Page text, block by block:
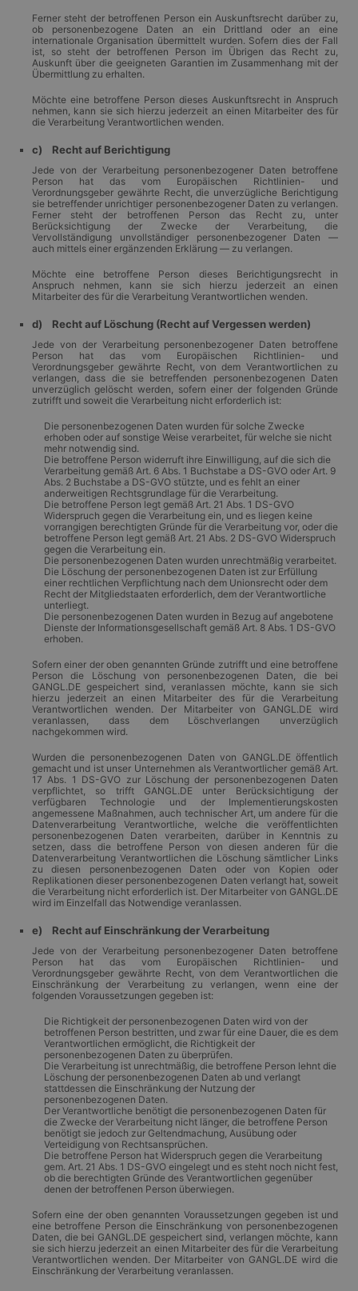
Ferner steht der betroffenen Person ein Auskunftsrecht darüber zu,
ob personenbezogene Daten an ein Drittland oder an eine
internationale Organisation übermittelt wurden. Sofern dies der Fall
ist, so steht der betroffenen Person im Übrigen das Recht zu,
Auskunft über die geeigneten Garantien im Zusammenhang mit der
Übermittlung zu erhalten.
Möchte eine betroffene Person dieses Auskunftsrecht in Anspruch
nehmen, kann sie sich hierzu jederzeit an einen Mitarbeiter des für
die Verarbeitung Verantwortlichen wenden.
c) Recht auf Berichtigung
Jede von der Verarbeitung personenbezogener Daten betroffene
Person hat das vom Europäischen Richtlinien- und
Verordnungsgeber gewährte Recht, die unverzügliche Berichtigung
sie betreffender unrichtiger personenbezogener Daten zu verlangen.
Ferner steht der betroffenen Person das Recht zu, unter
Berücksichtigung der Zwecke der Verarbeitung, die
Vervollständigung unvollständiger personenbezogener Daten —
auch mittels einer ergänzenden Erklärung — zu verlangen.
Möchte eine betroffene Person dieses Berichtigungsrecht in
Anspruch nehmen, kann sie sich hierzu jederzeit an einen
Mitarbeiter des für die Verarbeitung Verantwortlichen wenden.
d) Recht auf Löschung (Recht auf Vergessen werden)
Jede von der Verarbeitung personenbezogener Daten betroffene
Person hat das vom Europäischen Richtlinien- und
Verordnungsgeber gewährte Recht, von dem Verantwortlichen zu
verlangen, dass die sie betreffenden personenbezogenen Daten
unverzüglich gelöscht werden, sofern einer der folgenden Gründe
zutrifft und soweit die Verarbeitung nicht erforderlich ist:
Die personenbezogenen Daten wurden für solche Zwecke
erhoben oder auf sonstige Weise verarbeitet, für welche sie nicht
mehr notwendig sind.
Die betroffene Person widerruft ihre Einwilligung, auf die sich die
Verarbeitung gemäß Art. 6 Abs. 1 Buchstabe a DS-GVO oder Art. 9
Abs. 2 Buchstabe a DS-GVO stützte, und es fehlt an einer
anderweitigen Rechtsgrundlage für die Verarbeitung.
Die betroffene Person legt gemäß Art. 21 Abs. 1 DS-GVO
Widerspruch gegen die Verarbeitung ein, und es liegen keine
vorrangigen berechtigten Gründe für die Verarbeitung vor, oder die
betroffene Person legt gemäß Art. 21 Abs. 2 DS-GVO Widerspruch
gegen die Verarbeitung ein.
Die personenbezogenen Daten wurden unrechtmäßig verarbeitet.
Die Löschung der personenbezogenen Daten ist zur Erfüllung
einer rechtlichen Verpflichtung nach dem Unionsrecht oder dem
Recht der Mitgliedstaaten erforderlich, dem der Verantwortliche
unterliegt.
Die personenbezogenen Daten wurden in Bezug auf angebotene
Dienste der Informationsgesellschaft gemäß Art. 8 Abs. 1 DS-GVO
erhoben.
Sofern einer der oben genannten Gründe zutrifft und eine betroffene
Person die Löschung von personenbezogenen Daten, die bei
GANGL.DE gespeichert sind, veranlassen möchte, kann sie sich
hierzu jederzeit an einen Mitarbeiter des für die Verarbeitung
Verantwortlichen wenden. Der Mitarbeiter von GANGL.DE wird
veranlassen, dass dem Löschverlangen unverzüglich
nachgekommen wird.
Wurden die personenbezogenen Daten von GANGL.DE öffentlich
gemacht und ist unser Unternehmen als Verantwortlicher gemäß Art.
17 Abs. 1 DS-GVO zur Löschung der personenbezogenen Daten
verpflichtet, so trifft GANGL.DE unter Berücksichtigung der
verfügbaren Technologie und der Implementierungskosten
angemessene Maßnahmen, auch technischer Art, um andere für die
Datenverarbeitung Verantwortliche, welche die veröffentlichten
personenbezogenen Daten verarbeiten, darüber in Kenntnis zu
setzen, dass die betroffene Person von diesen anderen für die
Datenverarbeitung Verantwortlichen die Löschung sämtlicher Links
zu diesen personenbezogenen Daten oder von Kopien oder
Replikationen dieser personenbezogenen Daten verlangt hat, soweit
die Verarbeitung nicht erforderlich ist. Der Mitarbeiter von GANGL.DE
wird im Einzelfall das Notwendige veranlassen.
e) Recht auf Einschränkung der Verarbeitung
Jede von der Verarbeitung personenbezogener Daten betroffene
Person hat das vom Europäischen Richtlinien- und
Verordnungsgeber gewährte Recht, von dem Verantwortlichen die
Einschränkung der Verarbeitung zu verlangen, wenn eine der
folgenden Voraussetzungen gegeben ist:
Die Richtigkeit der personenbezogenen Daten wird von der
betroffenen Person bestritten, und zwar für eine Dauer, die es dem
Verantwortlichen ermöglicht, die Richtigkeit der
personenbezogenen Daten zu überprüfen.
Die Verarbeitung ist unrechtmäßig, die betroffene Person lehnt die
Löschung der personenbezogenen Daten ab und verlangt
stattdessen die Einschränkung der Nutzung der
personenbezogenen Daten.
Der Verantwortliche benötigt die personenbezogenen Daten für
die Zwecke der Verarbeitung nicht länger, die betroffene Person
benötigt sie jedoch zur Geltendmachung, Ausübung oder
Verteidigung von Rechtsansprüchen.
Die betroffene Person hat Widerspruch gegen die Verarbeitung
gem. Art. 21 Abs. 1 DS-GVO eingelegt und es steht noch nicht fest,
ob die berechtigten Gründe des Verantwortlichen gegenüber
denen der betroffenen Person überwiegen.
Sofern eine der oben genannten Voraussetzungen gegeben ist und
eine betroffene Person die Einschränkung von personenbezogenen
Daten, die bei GANGL.DE gespeichert sind, verlangen möchte, kann
sie sich hierzu jederzeit an einen Mitarbeiter des für die Verarbeitung
Verantwortlichen wenden. Der Mitarbeiter von GANGL.DE wird die
Einschränkung der Verarbeitung veranlassen.